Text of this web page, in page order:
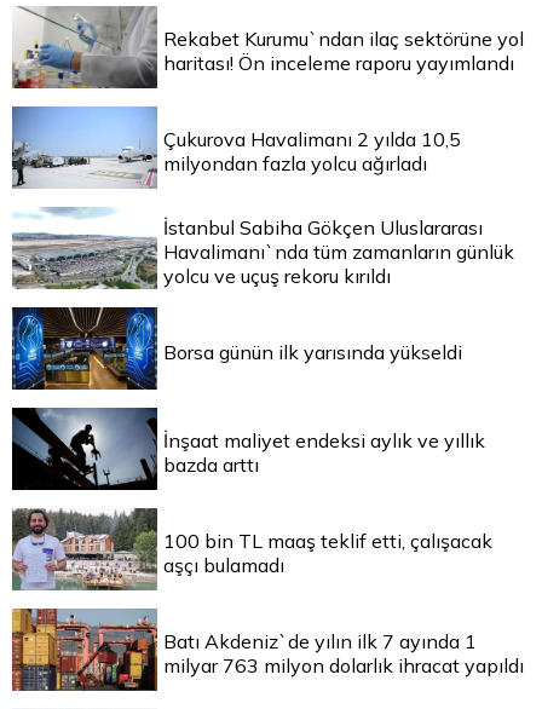
Rekabet Kurumu`ndan ilaç sektörüne yol
haritası! Ön inceleme raporu yayımlandı
Çukurova Havalimanı 2 yılda 10,5
milyondan fazla yolcu ağırladı
İstanbul Sabiha Gökçen Uluslararası
Havalimanı`nda tüm zamanların günlük
yolcu ve uçuş rekoru kırıldı
Borsa günün ilk yarısında yükseldi
İnşaat maliyet endeksi aylık ve yıllık
bazda arttı
100 bin TL maaş teklif etti, çalışacak
aşçı bulamadı
Batı Akdeniz`de yılın ilk 7 ayında 1
milyar 763 milyon dolarlık ihracat yapıldı